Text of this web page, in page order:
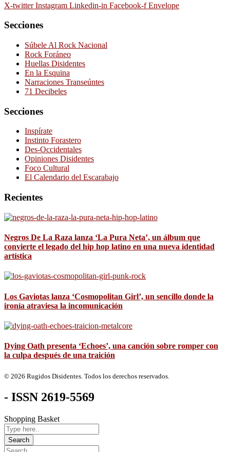
X-twitter Instagram Linkedin-in Facebook-f Envelope
Secciones
Súbele Al Rock Nacional
Rock Foráneo
Huellas Disidentes
En la Esquina
Narraciones Transeúntes
71 Decibeles
Secciones
Inspírate
Instinto Forastero
Des-Occidentales
Opiniones Disidentes
Foco Cultural
El Calendario del Escarabajo
Recientes
Negros De La Raza lanza ‘La Pura Neta’, un álbum que
convierte el legado del hip hop latino en una nueva identidad
artística
Los Gaviotas lanza ‘Cosmopolitan Girl’, un sencillo donde la
ironía atraviesa la incomunicación
Dying Oath presenta ‘Echoes’, una canción sobre romper con
la culpa después de una traición
© 2026 Rugidos Disidentes. Todos los derechos reservados.
- ISSN 2619-5569
Shopping Basket